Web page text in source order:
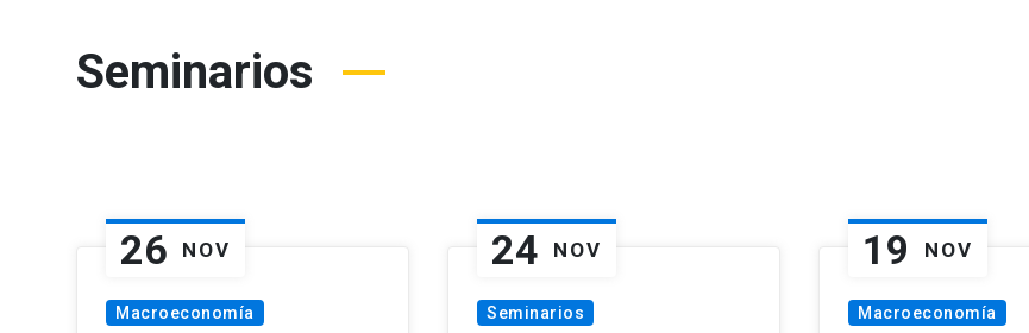
Seminarios
26 NOV
Macroeconomía
24 NOV
Seminarios
19 NOV
Macroeconomía